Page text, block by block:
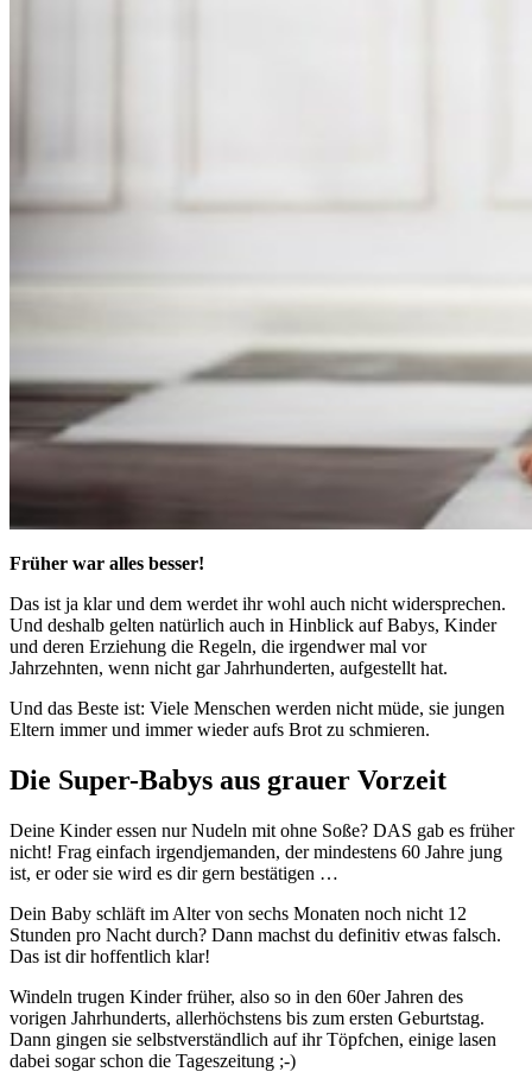
Früher war alles besser!
Das ist ja klar und dem werdet ihr wohl auch nicht widersprechen.
Und deshalb gelten natürlich auch in Hinblick auf Babys, Kinder
und deren Erziehung die Regeln, die irgendwer mal vor
Jahrzehnten, wenn nicht gar Jahrhunderten, aufgestellt hat.
Und das Beste ist: Viele Menschen werden nicht müde, sie jungen
Eltern immer und immer wieder aufs Brot zu schmieren.
Die Super-Babys aus grauer Vorzeit
Deine Kinder essen nur Nudeln mit ohne Soße? DAS gab es früher
nicht! Frag einfach irgendjemanden, der mindestens 60 Jahre jung
ist, er oder sie wird es dir gern bestätigen …
Dein Baby schläft im Alter von sechs Monaten noch nicht 12
Stunden pro Nacht durch? Dann machst du definitiv etwas falsch.
Das ist dir hoffentlich klar!
Windeln trugen Kinder früher, also so in den 60er Jahren des
vorigen Jahrhunderts, allerhöchstens bis zum ersten Geburtstag.
Dann gingen sie selbstverständlich auf ihr Töpfchen, einige lasen
dabei sogar schon die Tageszeitung ;-)